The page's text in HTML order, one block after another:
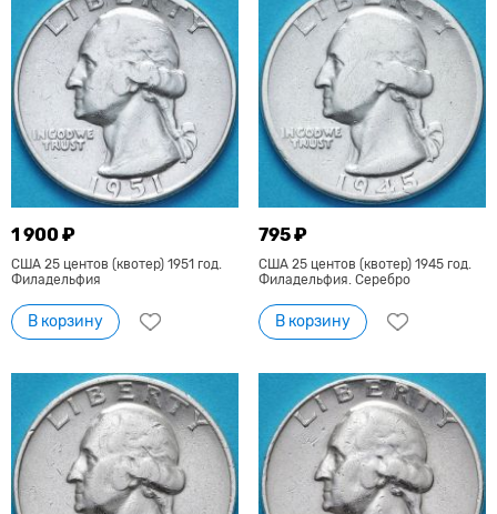
1 900 ₽
США 25 центов (квотер) 1951 год.
Филадельфия
В корзину
795 ₽
США 25 центов (квотер) 1945 год.
Филадельфия. Серебро
В корзину